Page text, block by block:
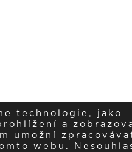
technologie, jako
a
umožní
webu.